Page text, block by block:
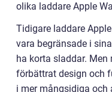
olika laddare Apple
Tidigare laddare
vara begränsade i
ha korta sladdar.
förbättrat design och
i mer mångsidiga och